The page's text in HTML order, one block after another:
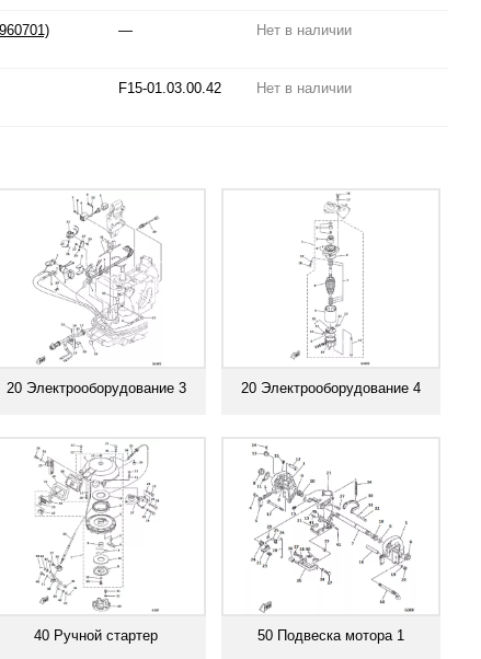
— Нет в наличии
F15-01.03.00.42 Нет в наличии
20 Электрооборудование 3 20 Электрооборудование 4
40 Ручной стартер 50 Подвеска мотора 1